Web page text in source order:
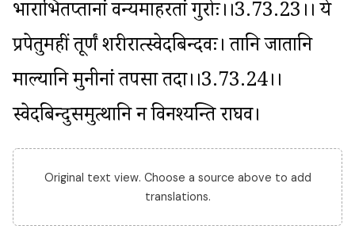
भाराभितप्तानां वन्यमाहरतां गुरोः।।3.73.23।। ये
प्रपेतुर्महीं तूर्णं शरीरात्स्वेदबिन्दवः। तानि जातानि
माल्यानि मुनीनां तपसा तदा।।3.73.24।।
स्वेदबिन्दुसमुत्थानि न विनश्यन्ति राघव।
Original text view. Choose a source above to add
translations.